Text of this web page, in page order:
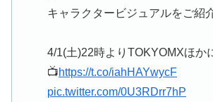
キャラクタービジュアルをご紹
4/1(土)22時よりTOKYOMXほか
📺https://t.co/iahHAYwycF
pic.twitter.com/0U3RDrr7hP